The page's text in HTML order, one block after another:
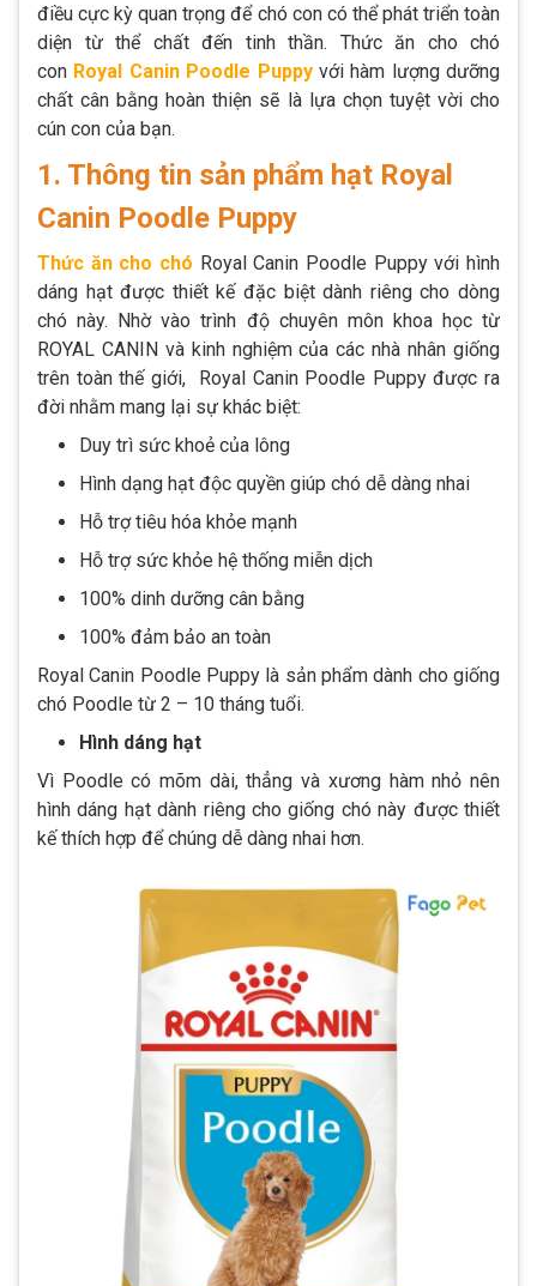
điều cực kỳ quan trọng để chó con có thể phát triển toàn
diện từ thể chất đến tinh thần. Thức ăn cho chó
con Royal Canin Poodle Puppyvới hàm lượng dưỡng
chất cân bằng hoàn thiện sẽ là lựa chọn tuyệt vời cho
cún con của bạn.
1. Thông tin sản phẩm hạt Royal
Canin Poodle Puppy
Thức ăn cho chó Royal Canin Poodle Puppy với hình
dáng hạt được thiết kế đặc biệt dành riêng cho dòng
chó này. Nhờ vào trình độ chuyên môn khoa học từ
ROYAL CANIN và kinh nghiệm của các nhà nhân giống
trên toàn thế giới, Royal Canin Poodle Puppy được ra
đời nhằm mang lại sự khác biệt:
Duy trì sức khoẻ của lông
Hình dạng hạt độc quyền giúp chó dễ dàng nhai
Hỗ trợ tiêu hóa khỏe mạnh
Hỗ trợ sức khỏe hệ thống miễn dịch
100% dinh dưỡng cân bằng
100% đảm bảo an toàn
Royal Canin Poodle Puppy là sản phẩm dành cho giống
chó Poodle từ 2 – 10 tháng tuổi.
Hình dáng hạt
Vì Poodle có mõm dài, thẳng và xương hàm nhỏ nên
hình dáng hạt dành riêng cho giống chó này được thiết
kế thích hợp để chúng dễ dàng nhai hơn.